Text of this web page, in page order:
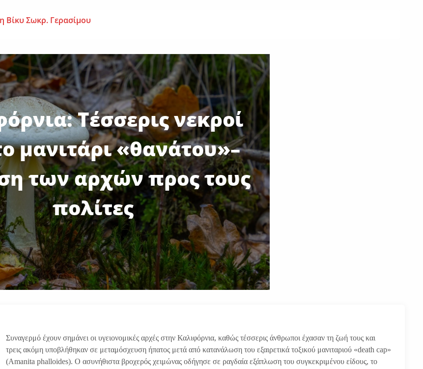
Βίκυ Σωκρ. Γερασίμου
– Επεσε από τη σκαλωσιά
Ευπραξία (Κουκουλούδη)
σε ηλικία...
Τέσσερις νεκροί
μανιτάρι «θανάτου»–
των αρχών προς τους
πολίτες
Συναγερμό έχουν σημάνει οι υγειονομικές αρχές στην Καλιφόρνια, καθώς τέσσερις άνθρωποι έχασαν τη ζωή τους και
τρεις ακόμη υποβλήθηκαν σε μεταμόσχευση ήπατος μετά από κατανάλωση του εξαιρετικά τοξικού μανιταριού «death cap»
(Amanita phalloides). Ο ασυνήθιστα βροχερός χειμώνας οδήγησε σε ραγδαία εξάπλωση του συγκεκριμένου είδους, το